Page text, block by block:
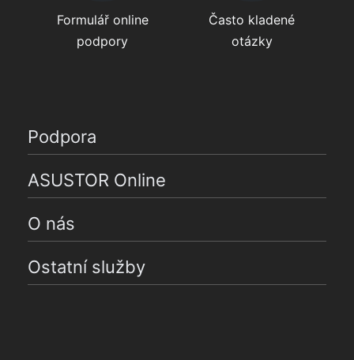
Formulář online
podpory
Často kladené
otázky
Podpora
ASUSTOR Online
O nás
Ostatní služby